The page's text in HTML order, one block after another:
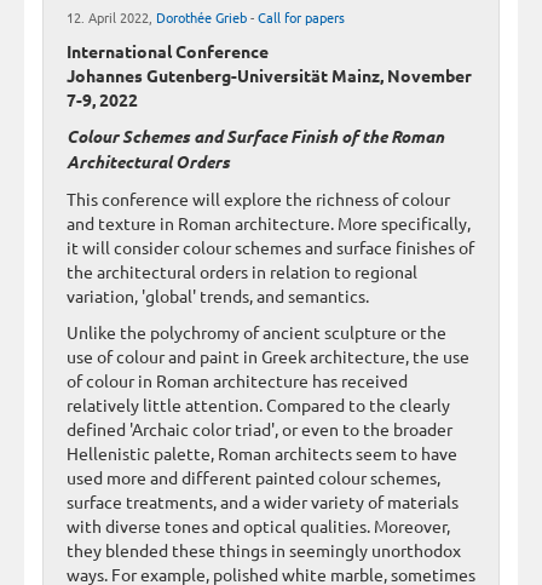
12. April 2022, Dorothée Grieb-Call for papers
International Conference
Johannes Gutenberg-Universität Mainz, November
7-9, 2022
Colour Schemes and Surface Finish of the Roman
Architectural Orders
This conference will explore the richness of colour
and texture in Roman architecture. More specifically,
it will consider colour schemes and surface finishes of
the architectural orders in relation to regional
variation, 'global' trends, and semantics.
Unlike the polychromy of ancient sculpture or the
use of colour and paint in Greek architecture, the use
of colour in Roman architecture has received
relatively little attention. Compared to the clearly
defined 'Archaic color triad', or even to the broader
Hellenistic palette, Roman architects seem to have
used more and different painted colour schemes,
surface treatments, and a wider variety of materials
with diverse tones and optical qualities. Moreover,
they blended these things in seemingly unorthodox
ways. For example, polished white marble, sometimes